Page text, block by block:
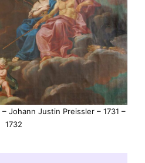
Johann Justin Preissler – 1731 –
1732